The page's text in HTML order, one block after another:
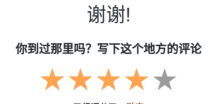
谢谢!
你到过那里吗？写下这个地方的评论